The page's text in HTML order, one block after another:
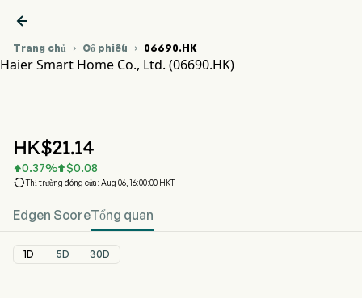

Trang chủ  Cổ phiếu  06690.HK
Haier Smart Home Co., Ltd. (06690.HK)
HK$21.14
0.37% $0.08
Thị trường đóng cửa: Aug 06, 16:00:00 HKT
Edgen ScoreTổng quan
1D 5D 30D